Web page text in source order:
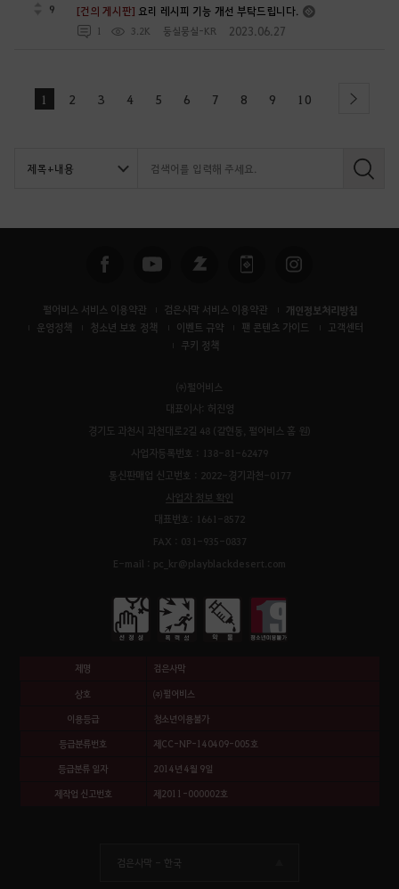
9 [건의 게시판]요리 레시피 기능 개선 부탁드립니다.
1 3.2K 둥실뭉실-KR 2023.06.27
1 2 3 4 5 6 7 8 9 10 next
검
펄어비스 서비스 이용약관 검은사막 서비스 이용약관 개인정보처리방침
운영정책 청소년 보호 정책 이벤트 규약 팬 콘텐츠 가이드
고객센터
쿠키 정책
㈜펄어비스
대표이사: 허진영
경기도 과천시 과천대로2길 48 (갈현동, 펄어비스 홈 원)
사업자등록번호 : 138-81-62479
통신판매업 신고번호 : 2022-경기과천-0177
사업자 정보 확인
대표번호: 1661-8572
FAX : 031-935-0837
E-mail : pc_kr@playblackdesert.com
제명 검은사막
상호 ㈜펄어비스
이용등급 청소년이용불가
등급분류번호 제CC-NP-140409-005호
등급분류 일자 2014년 4월 9일
제작업 신고번호 제2011-000002호
검은사막 - 한국